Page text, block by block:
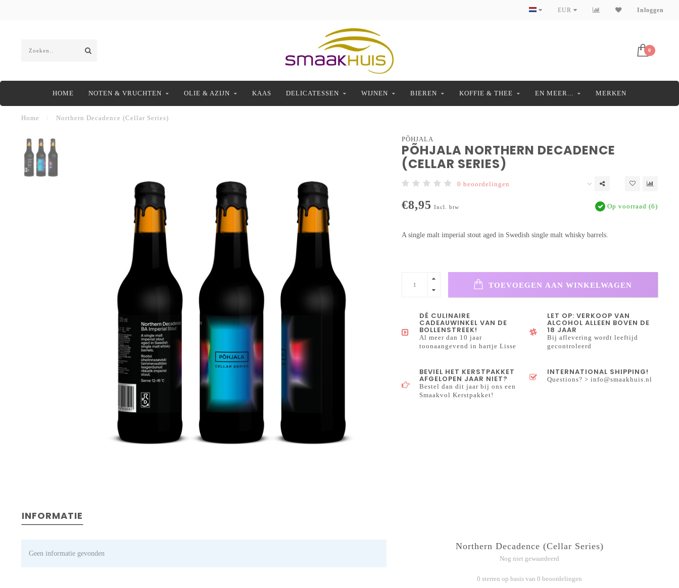
EUR Inloggen
0
HOME NOTEN & VRUCHTEN OLIE & AZIJN KAAS DELICATESSEN WIJNEN BIEREN KOFFIE & THEE EN MEER... MERKEN
Home Northern Decadence (Cellar Series)
PÕHJALA
PÕHJALA NORTHERN DECADENCE
(CELLAR SERIES)
0 beoordelingen
€8,95 Incl. btw Op voorraad (6)
A single malt imperial stout aged in Swedish single malt whisky barrels.
TOEVOEGEN AAN WINKELWAGEN
DÉ CULINAIRE
CADEAUWINKEL VAN DE
BOLLENSTREEK!
Al meer dan 10 jaar
toonaangevend in hartje Lisse
LET OP: VERKOOP VAN
ALCOHOL ALLEEN BOVEN DE
18 JAAR
Bij aflevering wordt leeftijd
gecontroleerd
BEVIEL HET KERSTPAKKET
AFGELOPEN JAAR NIET?
Bestel dan dit jaar bij ons een
Smaakvol Kerstpakket!
INTERNATIONAL SHIPPING!
Questions? >info@smaakhuis.nl
INFORMATIE
Geen informatie gevonden
Northern Decadence (Cellar Series)
Nog niet gewaardeerd
0 sterren op basis van 0 beoordelingen